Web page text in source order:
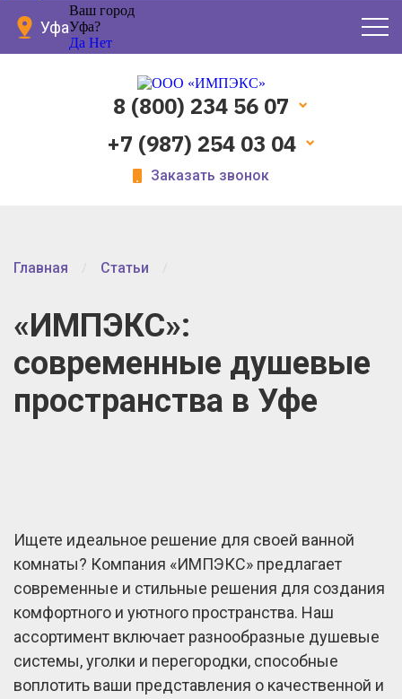
Уфа
Ваш город
Уфа?
Да Нет
8 (800) 234 56 07
+7 (987) 254 03 04
Заказать звонок
Главная Статьи
«ИМПЭКС»:
современные душевые
пространства в Уфе
Ищете идеальное решение для своей ванной
комнаты? Компания «ИМПЭКС» предлагает
современные и стильные решения для создания
комфортного и уютного пространства. Наш
ассортимент включает разнообразные душевые
системы, уголки и перегородки, способные
воплотить ваши представления о качественной и